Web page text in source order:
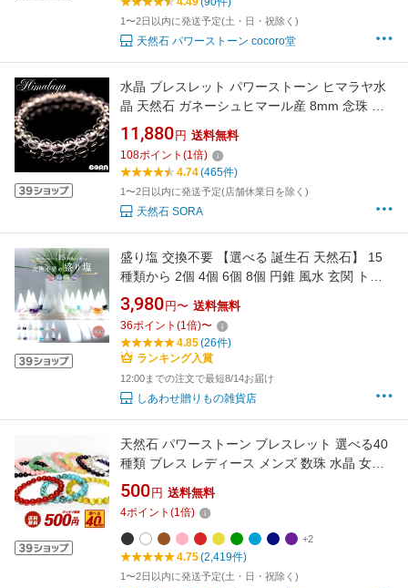
1〜2日以内に発送予定(土・日・祝除く)
天然石 パワーストーン cocoro堂
水晶 ブレスレット パワーストーン ヒマラヤ水
晶 天然石 ガネーシュヒマール産 8mm 念珠 ク
リスタル
11,880 円 送料無料
108ポイント (1 倍)
4.74(465件)
1〜2日以内に発送予定(店舗休業日を除く)
天然石 SORA
盛り塩 交換不要 【選べる 誕生石 天然石】 15
種類から 2個 4個 6個 8個 円錐 風水 玄関 トイ
レ 寝室 浄化 厄除け 金運 おしゃれ インテリア
開運インテリア ギフト 新築祝い 引越し祝い
3,980 円〜 送料無料
36ポイント (1 倍)〜
4.85(26件)
ランキング入賞
12:00までの注文で最短8/14お届け
しあわせ贈りもの雑貨店
天然石 パワーストーン ブレスレット 選べる40
種類 ブレス レディース メンズ 数珠 水晶 女性
男性 金運 ペア ゴム パーツ ビーズ アレルギー
彼女 シンプル プレゼント 贈り物 ブレスレット
用 アクセサリー 厄除け 厄払い 腕輪 メール便送
料無料 ギフト 誕生日 a5h
500 円 送料無料
4ポイント (1 倍)
+2
4.75(2,419件)
1〜2日以内に発送予定(土・日・祝除く)